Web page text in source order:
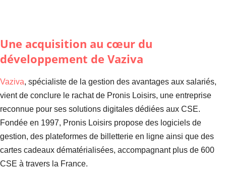
Une acquisition au cœur du
développement de Vaziva
Vaziva, spécialiste de la gestion des avantages aux salariés,
vient de conclure le rachat de Pronis Loisirs, une entreprise
reconnue pour ses solutions digitales dédiées aux CSE.
Fondée en 1997, Pronis Loisirs propose des logiciels de
gestion, des plateformes de billetterie en ligne ainsi que des
cartes cadeaux dématérialisées, accompagnant plus de 600
CSE à travers la France.